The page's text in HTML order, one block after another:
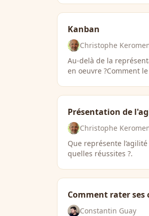
Kanban
Christophe
Au-delà de la
en oeuvre ?Comment
Présentation de
Christophe
Que représente
quelles réussites ?.
Comment rater
Constantin Guay